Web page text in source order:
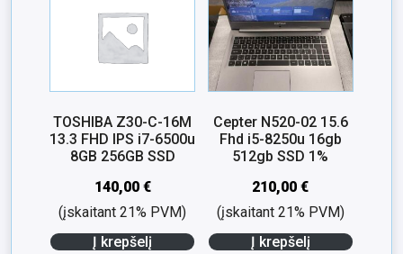
TOSHIBA Z30-C-16M
13.3 FHD IPS i7-6500u
8GB 256GB SSD
140,00 €
(įskaitant 21% PVM)
Į krepšelį
Cepter N520-02 15.6
Fhd i5-8250u 16gb
512gb SSD 1%
210,00€
(įskaitant 21% PVM)
Į krepšelį